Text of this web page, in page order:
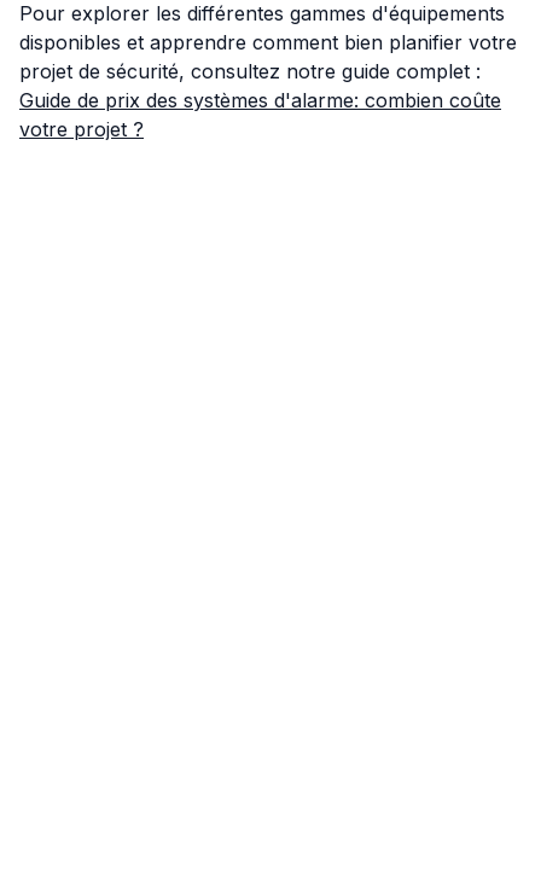
Pour explorer les différentes gammes d'équipements
disponibles et apprendre comment bien planifier votre
projet de sécurité, consultez notre guide complet :
Guide de prix des systèmes d'alarme: combien coûte
votre projet ?